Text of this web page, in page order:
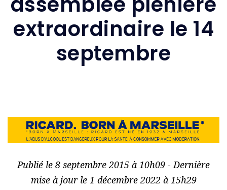
extraordinaire le 14
septembre
Publié le 8 septembre 2015 à 10h09 - Dernière
mise à jour le 1 décembre 2022 à 15h29